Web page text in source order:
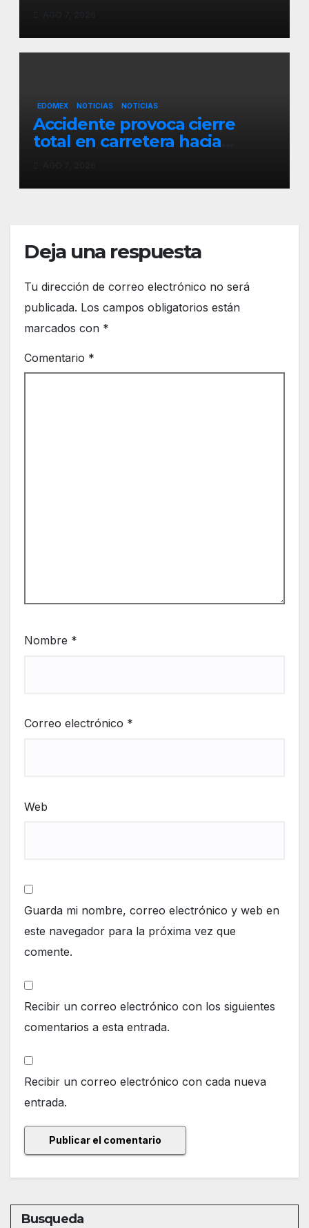
la vida en Ahuatenco
EDOMEX NOTICIAS NOTÍCIAS
Accidente provoca cierre
total en carretera hacia
Deja una respuesta
Tu dirección de correo electrónico no será
publicada. Los campos obligatorios están
marcados con *
Comentario *
Nombre *
Correo electrónico *
Web
Guarda mi nombre, correo electrónico y web en
este navegador para la próxima vez que
comente.
Recibir un correo electrónico con los siguientes
comentarios a esta entrada.
Recibir un correo electrónico con cada nueva
entrada.
Busqueda